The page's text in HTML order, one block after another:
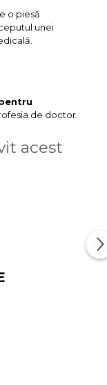
o piesă
unei
de doctor.
acest